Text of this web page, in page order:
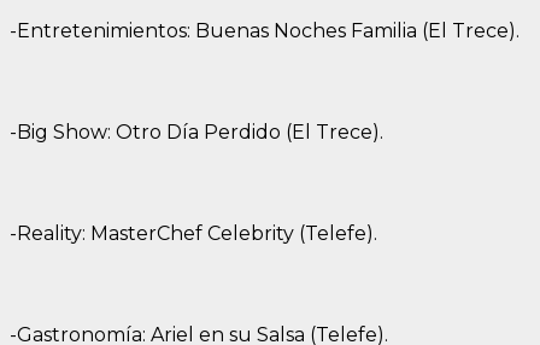
-Entretenimientos: Buenas Noches Familia (El Trece).
-Big Show: Otro Día Perdido (El Trece).
-Reality: MasterChef Celebrity (Telefe).
-Gastronomía: Ariel en su Salsa (Telefe).